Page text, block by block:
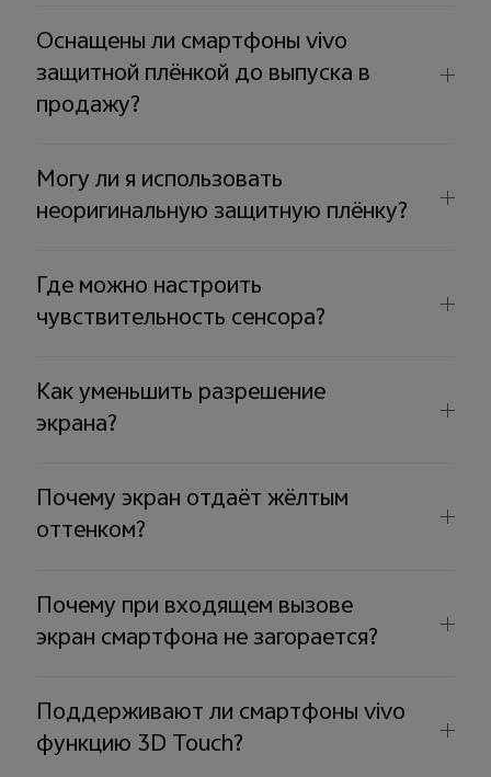
Оснащены ли смартфоны vivo
защитной плёнкой до выпуска в
продажу?
Могу ли я использовать
неоригинальную защитную плёнку?
Где можно настроить
чувствительность сенсора?
Как уменьшить разрешение
экрана?
Почему экран отдаёт жёлтым
оттенком?
Почему при входящем вызове
экран смартфона не загорается?
Поддерживают ли смартфоны vivo
функцию 3D Touch?